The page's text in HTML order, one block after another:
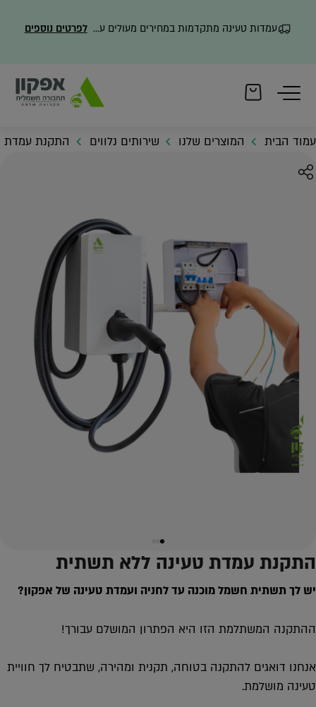
עמדות טעינה מתקדמות במחירים מעולים עם משלוח מהיר לפרטים נוספים
עמוד הבית המוצרים שלנו שירותים נלווים התקנת עמדת
התקנת עמדת טעינה ללא תשתית
יש לך תשתית חשמל מוכנה עד לחניה ועמדת טעינה של אפקון?
ההתקנה המשתלמת הזו היא הפתרון המושלם עבורך!
אנחנו דואגים להתקנה בטוחה, תקנית ומהירה, שתבטיח לך חוויית
טעינה מושלמת.